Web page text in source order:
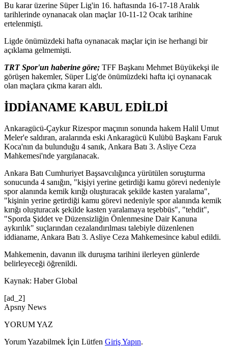
Bu karar üzerine Süper Lig'in 16. haftasında 16-17-18 Aralık
tarihlerinde oynanacak olan maçlar 10-11-12 Ocak tarihine
ertelenmişti.
Ligde önümüzdeki hafta oynanacak maçlar için ise herhangi bir
açıklama gelmemişti.
TRT Spor'un haberine göre; TFF Başkanı Mehmet Büyükekşi ile
görüşen hakemler, Süper Lig'de önümüzdeki hafta içi oynanacak
olan maçlara çıkma kararı aldı.
İDDİANAME KABUL EDİLDİ
Ankaragücü-Çaykur Rizespor maçının sonunda hakem Halil Umut
Meler'e saldıran, aralarında eski Ankaragücü Kulübü Başkanı Faruk
Koca'nın da bulunduğu 4 sanık, Ankara Batı 3. Asliye Ceza
Mahkemesi'nde yargılanacak.
Ankara Batı Cumhuriyet Başsavcılığınca yürütülen soruşturma
sonucunda 4 sanığın, "kişiyi yerine getirdiği kamu görevi nedeniyle
spor alanında kemik kırığı oluşturacak şekilde kasten yaralama",
"kişinin yerine getirdiği kamu görevi nedeniyle spor alanında kemik
kırığı oluşturacak şekilde kasten yaralamaya teşebbüs", "tehdit",
"Sporda Şiddet ve Düzensizliğin Önlenmesine Dair Kanuna
aykırılık" suçlarından cezalandırılması talebiyle düzenlenen
iddianame, Ankara Batı 3. Asliye Ceza Mahkemesince kabul edildi.
Mahkemenin, davanın ilk duruşma tarihini ilerleyen günlerde
belirleyeceği öğrenildi.
Kaynak: Haber Global
[ad_2]
Apsny News
YORUM YAZ
Yorum Yazabilmek İçin Lütfen Giriş Yapın.